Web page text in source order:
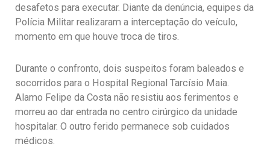
desafetos para executar. Diante da denúncia, equipes da
Polícia Militar realizaram a interceptação do veículo,
momento em que houve troca de tiros.
Durante o confronto, dois suspeitos foram baleados e
socorridos para o Hospital Regional Tarcísio Maia.
Alamo Felipe da Costa não resistiu aos ferimentos e
morreu ao dar entrada no centro cirúrgico da unidade
hospitalar. O outro ferido permanece sob cuidados
médicos.